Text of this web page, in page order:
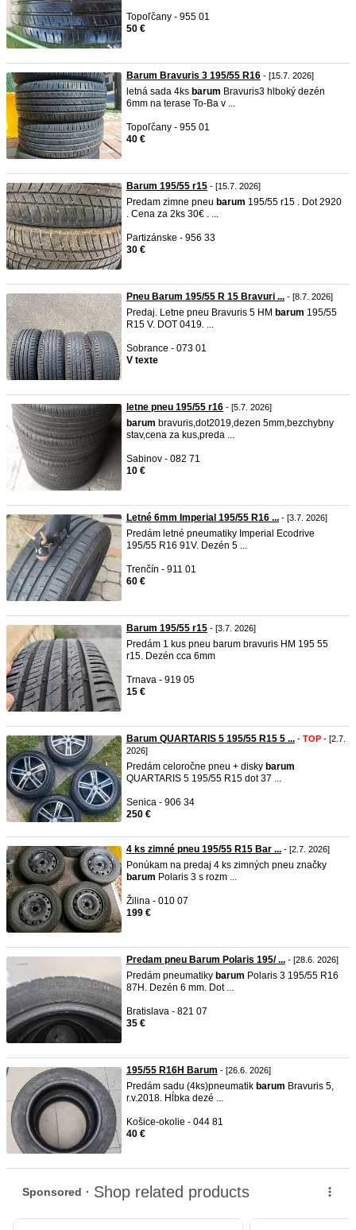
Topoľčany - 955 01
50 €
Barum Bravuris 3 195/55 R16 - [15.7. 2026]
letná sada 4ks barum Bravuris3 hlboký dezén
6mm na terase To-Ba v ...
Topoľčany - 955 01
40 €
Barum 195/55 r15 - [15.7. 2026]
Predam zimne pneu barum 195/55 r15 . Dot 2920
. Cena za 2ks 30€ . ...
Partizánske - 956 33
30 €
Pneu Barum 195/55 R 15 Bravuri ... - [8.7. 2026]
Predaj. Letne pneu Bravuris 5 HM barum 195/55
R15 V. DOT 0419. ...
Sobrance - 073 01
V texte
letne pneu 195/55 r16 - [5.7. 2026]
barum bravuris,dot2019,dezen 5mm,bezchybny
stav,cena za kus,preda ...
Sabinov - 082 71
10 €
Letné 6mm Imperial 195/55 R16 ... - [3.7. 2026]
Predám letné pneumatiky Imperial Ecodrive
195/55 R16 91V. Dezén 5 ...
Trenčín - 911 01
60 €
Barum 195/55 r15 - [3.7. 2026]
Predám 1 kus pneu barum bravuris HM 195 55
r15. Dezén cca 6mm
Trnava - 919 05
15 €
Barum QUARTARIS 5 195/55 R15 5 ... - TOP - [2.7.
2026]
Predám celoročne pneu + disky barum
QUARTARIS 5 195/55 R15 dot 37 ...
Senica - 906 34
250 €
4 ks zimné pneu 195/55 R15 Bar ... - [2.7. 2026]
Ponúkam na predaj 4 ks zimných pneu značky
barum Polaris 3 s rozm ...
Žilina - 010 07
199 €
Predam pneu Barum Polaris 195/ ... - [28.6. 2026]
Predám pneumatiky barum Polaris 3 195/55 R16
87H. Dezén 6 mm. Dot ...
Bratislava - 821 07
35 €
195/55 R16H Barum - [26.6. 2026]
Predám sadu (4ks)pneumatik barum Bravuris 5,
r.v.2018. Hĺbka dezé ...
Košice-okolie - 044 81
40 €